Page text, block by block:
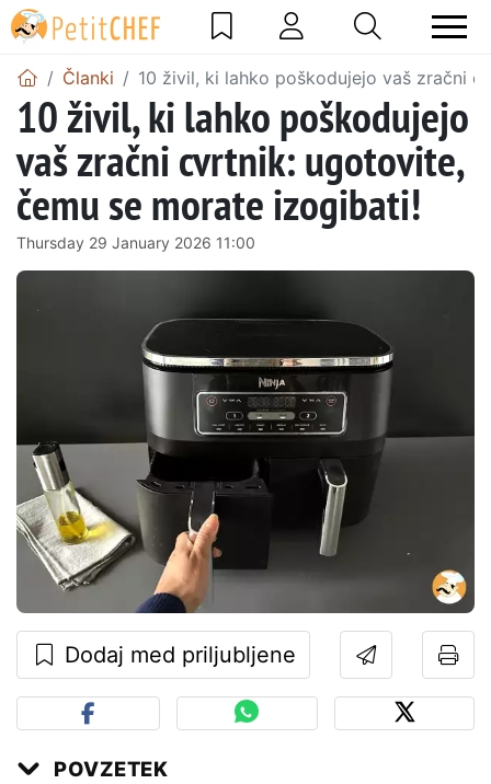
Članki 10 živil, ki lahko poškodujejo vaš zračni
10 živil, ki lahko poškodujejo
vaš zračni cvrtnik: ugotovite,
čemu se morate izogibati!
Thursday 29 January 2026 11:00
Dodaj med priljubljene
POVZETEK